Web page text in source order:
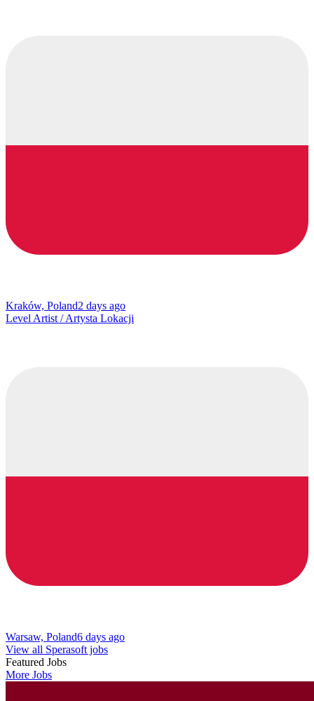
Kraków, Poland2 days ago
Level Artist / Artysta Lokacji
Warsaw, Poland6 days ago
View all Sperasoft jobs
Featured Jobs
More Jobs